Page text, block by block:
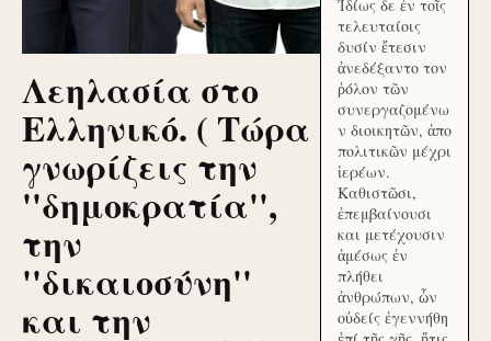
Λεηλασία στο
Ελληνικό. ( Τώρα
γνωρίζεις την
''δημοκρατία'',
την
''δικαιοσύνη''
και την
Ἰδίως δε ἐν τοῖς
τελευταίοις
δυσίν ἔτεσιν
ἀνεδέξαντο τον
ῥόλον τῶν
συνεργαζομένω
ν διοικητῶν, ἀπο
πολιτικῶν μέχρι
ἱερέων.
Καθιστῶσι,
ἐπεμβαίνουσι
και μετέχουσιν
ἀμέσως ἐν
πλήθει
ἀνθρώπων, ὧν
οὐδείς ἐγεννήθη